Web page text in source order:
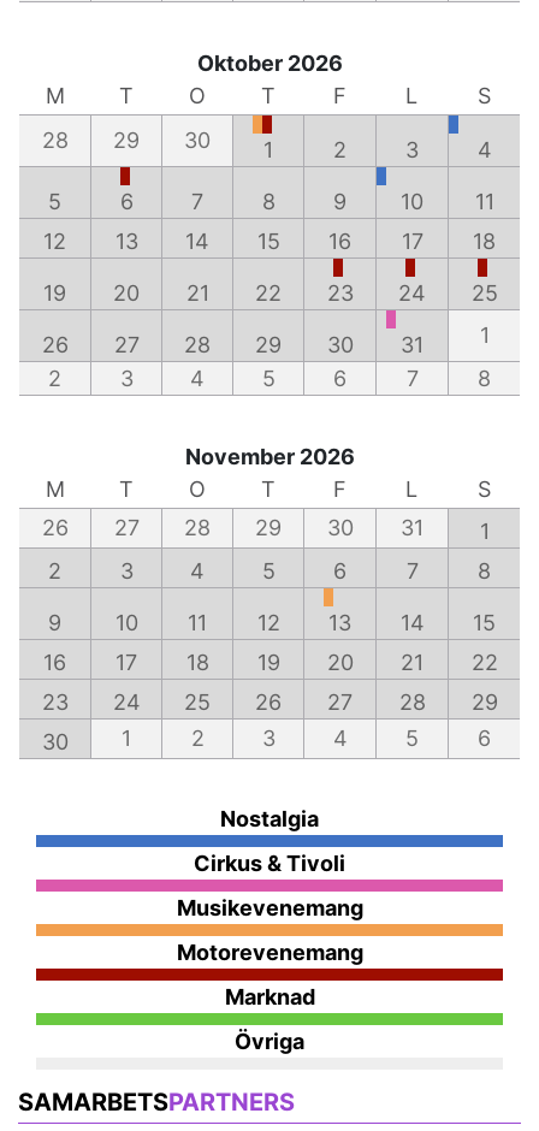
Oktober 2026
M
T O T F L
S
28
29 30 1 2 3 4
5 6 7 8 9 10
11
12
13 14 15 16 17 18
19 20 21 22 23 24 25
26 27 28 29 30 31
1
2
3 4 5 6 7 8
November 2026
M
T O T F L
S
26
27 28 29 30 31
1
2
3 4 5 6 7 8
9 10 11 12 13 14
15
16
17 18 19 20 21
22
23
24 25 26 27 28
29
30
1 2 3 4 5 6
Nostalgia
Cirkus & Tivoli
Musikevenemang
Motorevenemang
Marknad
Övriga
SAMARBETSPARTNERS